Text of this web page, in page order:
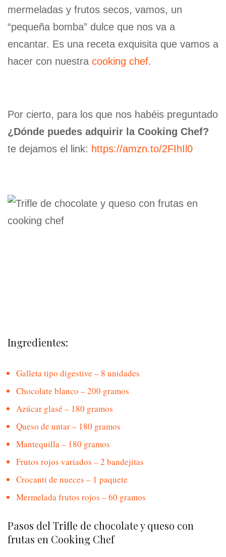
mermeladas y frutos secos, vamos, un
“pequeña bomba” dulce que nos va a
encantar. Es una receta exquisita que vamos a
hacer con nuestra cooking chef.
Por cierto, para los que nos habéis preguntado
¿Dónde puedes adquirir la Cooking Chef?
te dejamos el link: https://amzn.to/2FIhIl0
Ingredientes:
Galleta tipo digestive – 8 unidades
Chocolate blanco – 200 gramos
Azúcar glasé – 180 gramos
Queso de untar – 180 gramos
Mantequilla – 180 gramos
Frutos rojos variados – 2 bandejitas
Crocanti de nueces – 1 paquete
Mermelada frutos rojos – 60 gramos
Pasos del Trifle de chocolate y queso con
frutas en Cooking Chef